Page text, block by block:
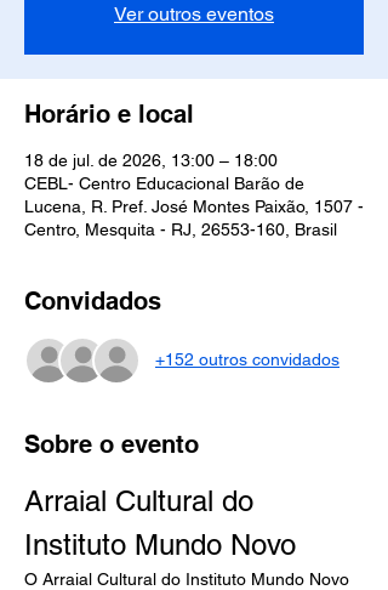
Ver outros eventos
Horário e local
18 de jul. de 2026, 13:00 – 18:00
CEBL- Centro Educacional Barão de
Lucena, R. Pref. José Montes Paixão, 1507 -
Centro, Mesquita - RJ, 26553-160, Brasil
Convidados
+152 outros convidados
Sobre o evento
Arraial Cultural do
Instituto Mundo Novo
O Arraial Cultural do Instituto Mundo Novo